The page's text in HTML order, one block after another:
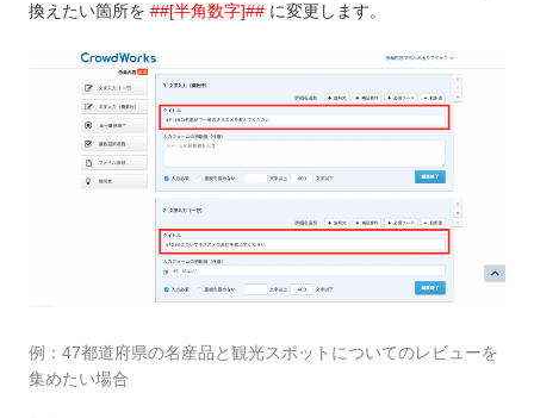
換えたい箇所を ##[半角数字]## に変更します。
例：47都道府県の名産品と観光スポットについてのレビューを
集めたい場合